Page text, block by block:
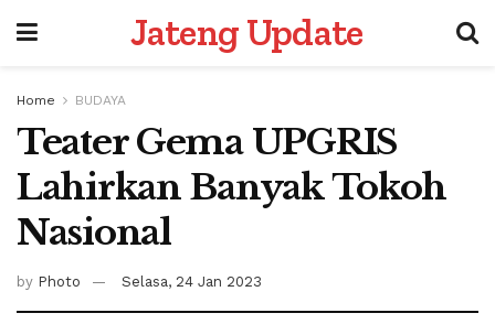
Jateng Update
Home BUDAYA
Teater Gema UPGRIS
Lahirkan Banyak Tokoh
Nasional
by Photo Selasa, 24 Jan 2023